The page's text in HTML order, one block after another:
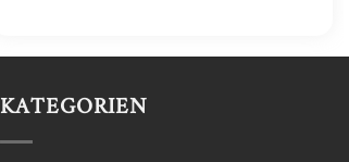
KATEGORIEN